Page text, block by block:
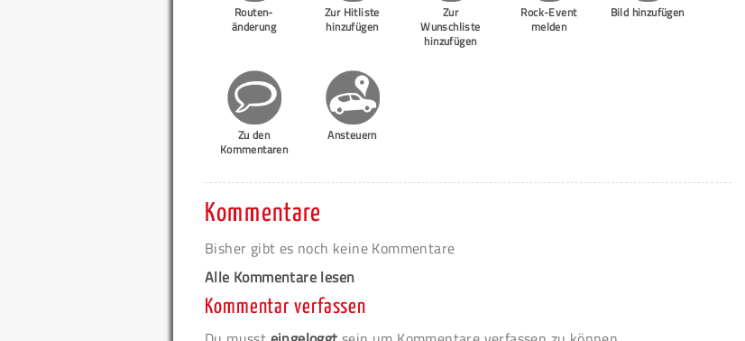
Routen-
änderung
Zur Hitliste
hinzufügen
Zur
Wunschliste
hinzufügen
Rock-Event
melden
Bild hinzufügen
Zu den
Kommentaren
Ansteuern
Kommentare
Bisher gibt es noch keine Kommentare
Alle Kommentare lesen
Kommentar verfassen